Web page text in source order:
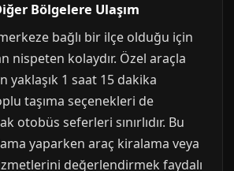
Bölgelere Ulaşım
merkeze bağlı bir ilçe olduğu için
nispeten kolaydır. Özel araçla
yaklaşık 1 saat 15 dakika
taşıma seçenekleri de
otobüs seferleri sınırlıdır. Bu
yaparken araç kiralama veya
değerlendirmek faydalı